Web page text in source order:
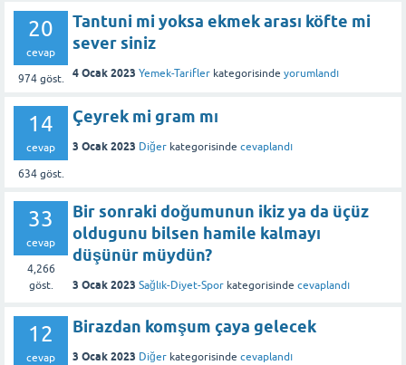
20
cevap
974göst.
Tantuni mi yoksa ekmek arası köfte mi
sever siniz
4 Ocak 2023 Yemek-Tarifler kategorisinde yorumlandı
14
cevap
634göst.
Çeyrek mi gram mı
3 Ocak 2023 Diğer kategorisinde cevaplandı
33
cevap
4,266
göst.
Bir sonraki doğumunun ikiz ya da üçüz
oldugunu bilsen hamile kalmayı
düşünür müydün?
3 Ocak 2023 Sağlık-Diyet-Spor kategorisinde cevaplandı
12
cevap
Birazdan komşum çaya gelecek
3 Ocak 2023 Diğer kategorisinde cevaplandı